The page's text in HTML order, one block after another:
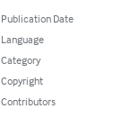
Publication Date
Language
Category
Copyright
Contributors